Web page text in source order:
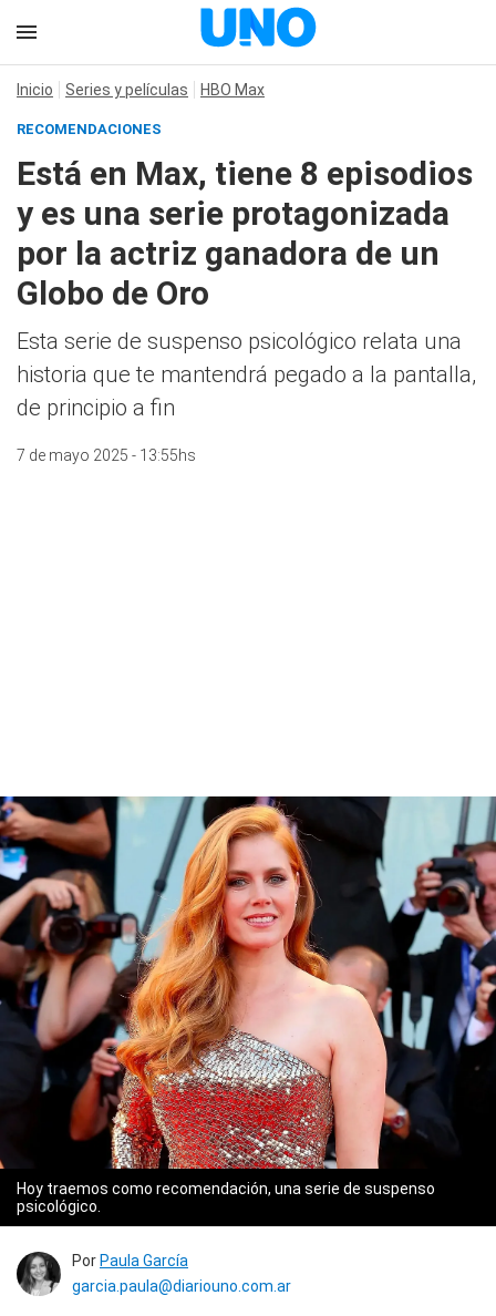
Inicio Series y películas HBO Max
RECOMENDACIONES
Está en Max, tiene 8 episodios
y es una serie protagonizada
por la actriz ganadora de un
Globo de Oro
Esta serie de suspenso psicológico relata una
historia que te mantendrá pegado a la pantalla,
de principio a fin
7 de mayo 2025 - 13:55hs
Hoy traemos como recomendación, una serie de suspenso
psicológico.
Por Paula García
garcia.paula@diariouno.com.ar